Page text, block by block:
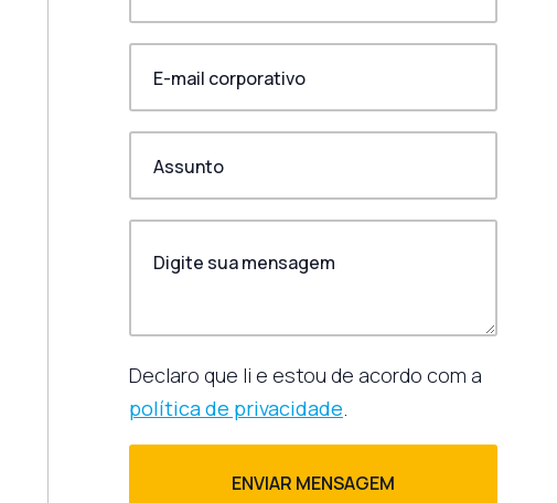
Declaro que li e estou de acordo com a
política de privacidade.